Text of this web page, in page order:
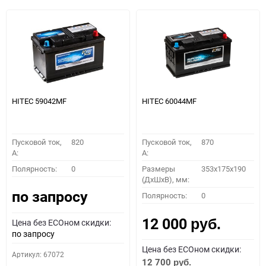
HITEC 59042MF
Пусковой ток,
A:
820
Полярность: 0
по запросу
Цена без ECOном скидки:
по запросу
Артикул: 67072
HITEC 60044MF
Пусковой ток,
A:
870
Размеры
(ДхШхВ), мм:
353x175x190
Полярность: 0
12 000 руб.
Цена без ECOном скидки:
12 700 руб.